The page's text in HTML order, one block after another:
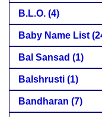
B.L.O. (4)
Baby Name List
Bal Sansad (1)
Balshrusti (1)
Bandharan (7)